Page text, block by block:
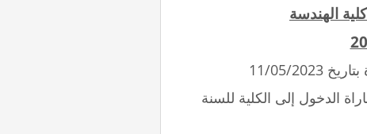
الهندسة
2023
الدخول إلى الكلية للسنة